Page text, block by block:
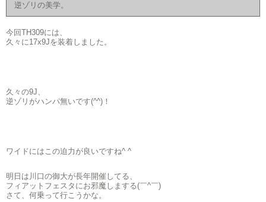
逆ゾリの美学。
今回TH309には、
久々に17x9Jを装着しました。
久々の9J、
逆ゾリがハンパ無いです(^^)！
ワイドにはこの迫力が良いですね^ ^
明日は川口の御大が長年開催してる、
フィアットフェスタにお邪魔しまする(￣^￣)ゞ
さて、何乗って行こうかな。